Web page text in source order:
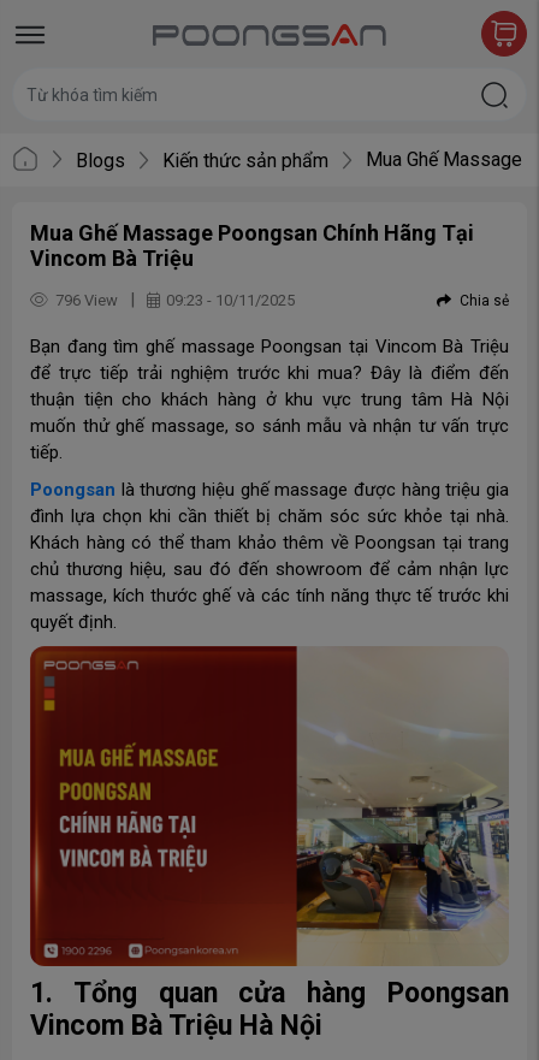
Blogs Kiến thức sản phẩm Mua Ghế Massage
Mua Ghế Massage Poongsan Chính Hãng Tại
Vincom Bà Triệu
796 View | 09:23 - 10/11/2025 Chia sẻ
Bạn đang tìm ghế massage Poongsan tại Vincom Bà Triệu
để trực tiếp trải nghiệm trước khi mua? Đây là điểm đến
thuận tiện cho khách hàng ở khu vực trung tâm Hà Nội
muốn thử ghế massage, so sánh mẫu và nhận tư vấn trực
tiếp.
Poongsan là thương hiệu ghế massage được hàng triệu gia
đình lựa chọn khi cần thiết bị chăm sóc sức khỏe tại nhà.
Khách hàng có thể tham khảo thêm về Poongsan tại trang
chủ thương hiệu, sau đó đến showroom để cảm nhận lực
massage, kích thước ghế và các tính năng thực tế trước khi
quyết định.
1. Tổng quan cửa hàng Poongsan
Vincom Bà Triệu Hà Nội